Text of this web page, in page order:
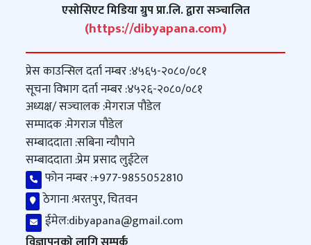
एसोसिएट मिडिया ग्रुप प्रा.लि. द्वारा सञ्‍चालित
(https://dibyapana.com)
प्रेस काउन्सिल दर्ता नम्बर :४५६५-२०८०/०८१
सूचना विभाग दर्ता नम्बर :४५२६-२०८०/०८१
अध्यक्ष/ सञ्‍चालक :मेगराज पौडेल
सम्पादक :मेगराज पौडेल
सम्बाददाता :सबिना न्यौपाने
सम्बाददाता :प्रेम प्रसाद लुईटेल
फोन नम्बर :+977-9855052810
ठेगाना :भरतपुर, चितवन
ईमेल:dibyapana@gmail.com